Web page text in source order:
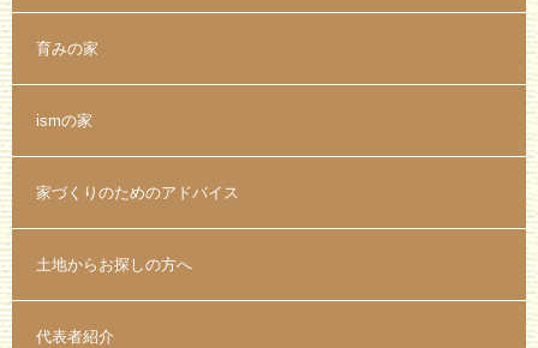
育みの家
ismの家
家づくりのためのアドバイス
土地からお探しの方へ
代表者紹介